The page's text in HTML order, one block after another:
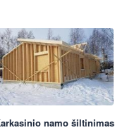
namo šiltinimas